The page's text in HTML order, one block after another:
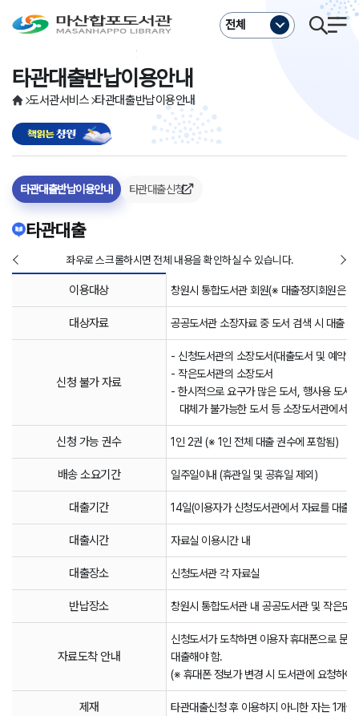
전체
도서관서비스 타관대출반납이용안내
타관대출반납이용안내
타관대출반납이용안내 타관대출신청
타관대출
좌우로 스크롤하시면 전체 내용을 확인하실 수 있습니다.
이용대상 창원시 통합도서관 회원(※ 대출정지회원은
대상자료 공공도서관 소장자료 중 도서 검색 시 대출 가
신청 불가 자료
- 신청도서관의 소장도서(대출도서 및 예약도
- 작은도서관의 소장도서
- 한시적으로 요구가 많은 도서, 행사용 도서
대체가 불가능한 도서 등 소장도서관에서
신청 가능 권수 1인 2권 (※ 1인 전체 대출 권수에 포함됨)
배송 소요기간 일주일이내 (휴관일 및 공휴일 제외)
대출기간 14일(이용자가 신청도서관에서 자료를 대출
대출시간 자료실 이용시간 내
대출장소 신청도서관 각 자료실
반납장소 창원시 통합도서관 내 공공도서관 및 작은도
자료도착 안내
신청도서가 도착하면 이용자 휴대폰으로 문
대출해야 함.
(※ 휴대폰 정보가 변경 시 도서관에 요청하여
제재 타관대출신청 후 이용하지 아니한 자는 1개